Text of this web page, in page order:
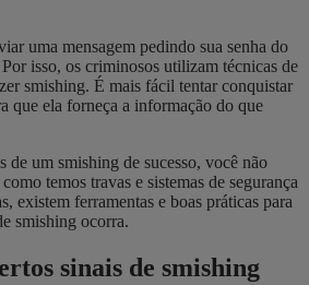
uma mensagem pedindo sua senha do
isso, os criminosos utilizam técnicas de
smishing. É mais fácil tentar conquistar
que ela forneça a informação do que
de um smishing de sucesso, você não
temos travas e sistemas de segurança
existem ferramentas e boas práticas para
smishing ocorra.
sinais de smishing